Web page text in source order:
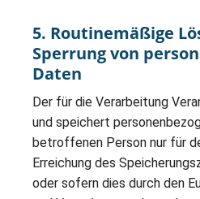
5. Routinemäßige
Sperrung von
Daten
Der für die Verarbeitung
und speichert
betroffenen Person nur für
Erreichung des
oder sofern dies durch den